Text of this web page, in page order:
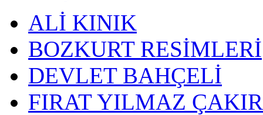
ALİ KINIK
BOZKURT RESİMLERİ
DEVLET BAHÇELİ
FIRAT YILMAZ